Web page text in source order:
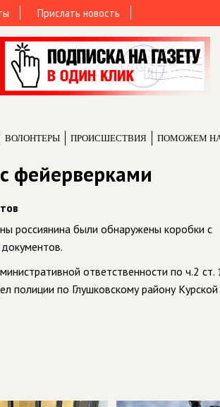
Прислать новость
ВОЛОНТЕРЫ ПРОИCШЕСТВИЯ ПОМОЖЕМ
фейерверками
россиянина были обнаружены коробки с
ответственности по ч.2 ст.
полиции по Глушковскому району Курской